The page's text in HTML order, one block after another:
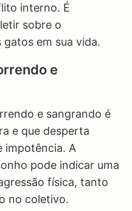
interno. É
sobre o
em sua vida.
e
e sangrando é
e que desperta
impotência. A
pode indicar uma
física, tanto
no coletivo.